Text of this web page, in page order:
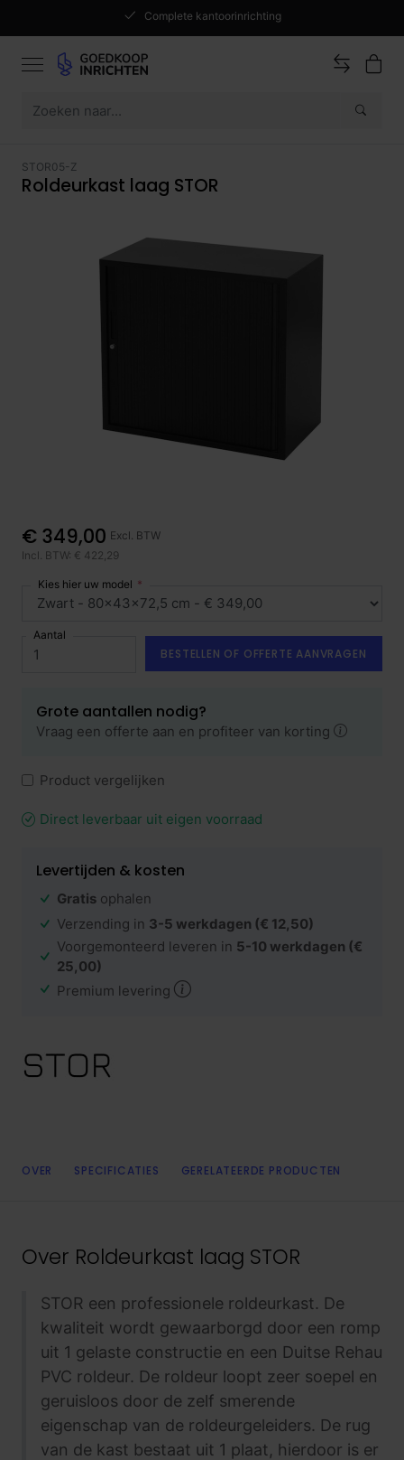
Complete kantoorinrichting
STOR05-Z
Roldeurkast laag STOR
€ 349,00 Excl. BTW
Incl. BTW: € 422,29
Kies hier uw model
Aantal
BESTELLEN OF OFFERTE AANVRAGEN
Grote aantallen nodig?
Vraag een offerte aan en profiteer van korting
Product vergelijken
Direct leverbaar uit eigen voorraad
Levertijden & kosten
Gratis ophalen
Verzending in 3-5 werkdagen (€ 12,50)
Voorgemonteerd leveren in 5-10 werkdagen (€
25,00)
Premium levering
OVER SPECIFICATIES GERELATEERDE PRODUCTEN
Over Roldeurkast laag STOR
STOR een professionele roldeurkast. De
kwaliteit wordt gewaarborgd door een romp
uit 1 gelaste constructie en een Duitse Rehau
PVC roldeur. De roldeur loopt zeer soepel en
geruisloos door de zelf smerende
eigenschap van de roldeurgeleiders. De rug
van de kast bestaat uit 1 plaat, hierdoor is er